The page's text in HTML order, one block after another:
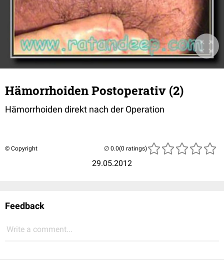
Hämorrhoiden Postoperativ (2)
Hämorrhoiden direkt nach der Operation
© Copyright
29.05.2012
(0 ratings)
Feedback
Write a comment...